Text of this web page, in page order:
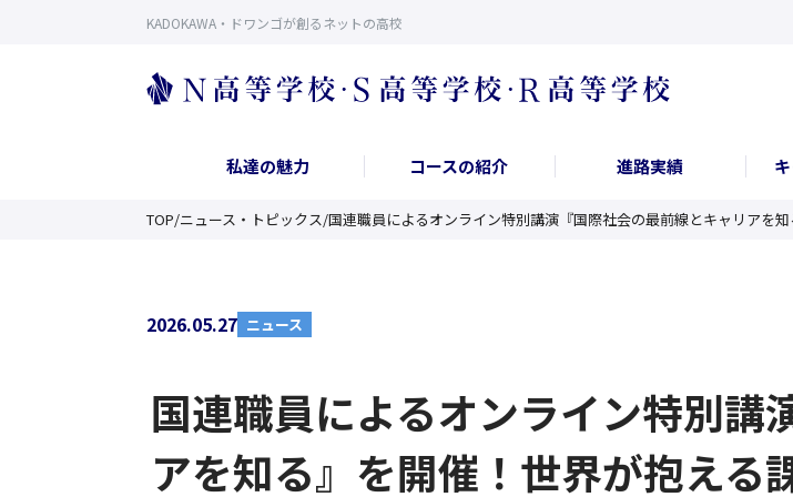
KADOKAWA・ドワンゴが創るネットの高校
私達の魅力 コースの紹介 進路実績
TOP/ニュース・トピックス/国連職員によるオンライン特別講演『国際社会の最前線とキャリアを
2026.05.27 ニュース
国連職員によるオンライン特別講
アを知る』を開催！世界が抱える